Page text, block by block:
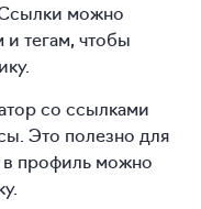
можно
и тегам, чтобы
со ссылками
Это полезно для
в профиль можно